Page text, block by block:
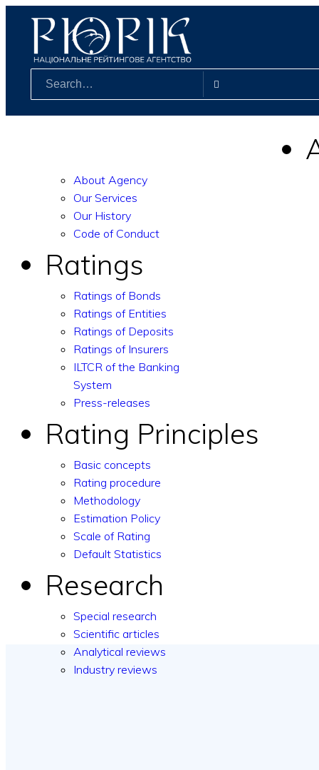
About Agency
Our Services
Our History
Code of Conduct
Ratings
Ratings of Bonds
Ratings of Entities
Ratings of Deposits
Ratings of Insurers
ILTCR of the Banking
System
Press-releases
Rating Principles
Basic concepts
Rating procedure
Methodology
Estimation Policy
Scale of Rating
Default Statistics
Research
Special research
Scientific articles
Analytical reviews
Industry reviews